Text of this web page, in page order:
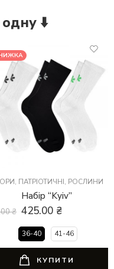
одну ⬇️
, ПАТРІОТИЧНІ, РОСЛИНИ
Набір “Kyiv”
₴ 425.00 ₴
36-40 41-46
КУПИТИ